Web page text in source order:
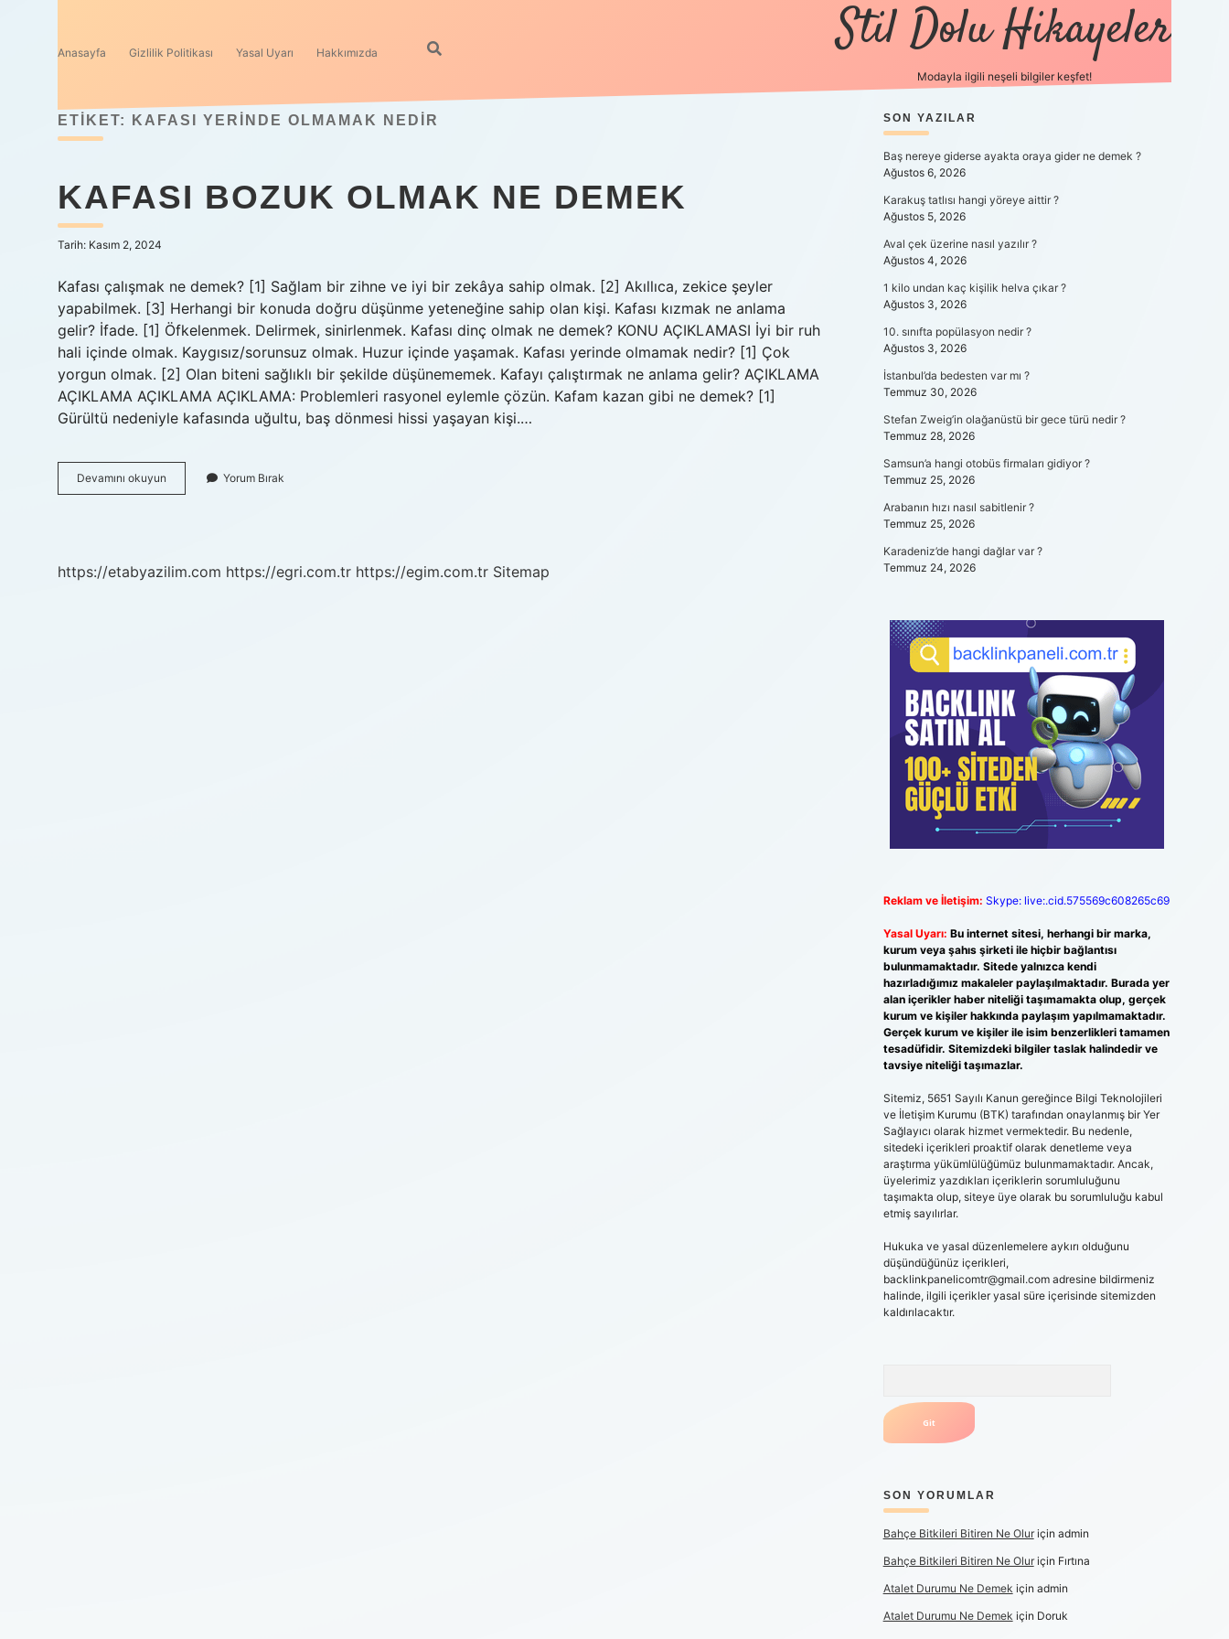
Anasayfa Gizlilik Politikası Yasal Uyarı Hakkımızda Stil Dolu Hikayeler
Modayla ilgili neşeli bilgiler keşfet!
ETIKET: KAFASI YERINDE OLMAMAK NEDIR
KAFASI BOZUK OLMAK NE DEMEK
Tarih: Kasım 2, 2024
Kafası çalışmak ne demek? [1] Sağlam bir zihne ve iyi bir zekâya sahip olmak. [2] Akıllıca, zekice şeyler
yapabilmek. [3] Herhangi bir konuda doğru düşünme yeteneğine sahip olan kişi. Kafası kızmak ne anlama
gelir? İfade. [1] Öfkelenmek. Delirmek, sinirlenmek. Kafası dinç olmak ne demek? KONU AÇIKLAMASI İyi bir ruh
hali içinde olmak. Kaygısız/sorunsuz olmak. Huzur içinde yaşamak. Kafası yerinde olmamak nedir? [1] Çok
yorgun olmak. [2] Olan biteni sağlıklı bir şekilde düşünememek. Kafayı çalıştırmak ne anlama gelir? AÇIKLAMA
AÇIKLAMA AÇIKLAMA AÇIKLAMA: Problemleri rasyonel eylemle çözün. Kafam kazan gibi ne demek? [1]
Gürültü nedeniyle kafasında uğultu, baş dönmesi hissi yaşayan kişi.…
Devamını okuyun
Bozuk
Yorum Bırak
https://etabyazilim.com https://egri.com.tr https://egim.com.tr Sitemap
SIDEBAR
SON YAZILAR
Baş nereye giderse ayakta oraya gider ne demek ?
Ağustos 6, 2026
Karakuş tatlısı hangi yöreye aittir ?
Ağustos 5, 2026
Aval çek üzerine nasıl yazılır ?
Ağustos 4, 2026
1 kilo undan kaç kişilik helva çıkar ?
Ağustos 3, 2026
10. sınıfta popülasyon nedir ?
Ağustos 3, 2026
İstanbul’da bedesten var mı ?
Temmuz 30, 2026
Stefan Zweig’in olağanüstü bir gece türü nedir ?
Temmuz 28, 2026
Samsun’a hangi otobüs firmaları gidiyor ?
Temmuz 25, 2026
Arabanın hızı nasıl sabitlenir ?
Temmuz 25, 2026
Karadeniz’de hangi dağlar var ?
Temmuz 24, 2026
Reklam ve İletişim: Skype: live:.cid.575569c608265c69
Yasal Uyarı: Bu internet sitesi, herhangi bir marka,
kurum veya şahıs şirketi ile hiçbir bağlantısı
bulunmamaktadır. Sitede yalnızca kendi
hazırladığımız makaleler paylaşılmaktadır. Burada yer
alan içerikler haber niteliği taşımamakta olup, gerçek
kurum ve kişiler hakkında paylaşım yapılmamaktadır.
Gerçek kurum ve kişiler ile isim benzerlikleri tamamen
tesadüfidir. Sitemizdeki bilgiler taslak halindedir ve
tavsiye niteliği taşımazlar.
Sitemiz, 5651 Sayılı Kanun gereğince Bilgi Teknolojileri
ve İletişim Kurumu (BTK) tarafından onaylanmış bir Yer
Sağlayıcı olarak hizmet vermektedir. Bu nedenle,
sitedeki içerikleri proaktif olarak denetleme veya
araştırma yükümlülüğümüz bulunmamaktadır. Ancak,
üyelerimiz yazdıkları içeriklerin sorumluluğunu
taşımakta olup, siteye üye olarak bu sorumluluğu kabul
etmiş sayılırlar.
Hukuka ve yasal düzenlemelere aykırı olduğunu
düşündüğünüz içerikleri,
backlinkpanelicomtr@gmail.comadresine bildirmeniz
halinde, ilgili içerikler yasal süre içerisinde sitemizden
kaldırılacaktır.
SON YORUMLAR
Bahçe Bitkileri Bitiren Ne Oluriçin admin
Bahçe Bitkileri Bitiren Ne Oluriçin Fırtına
Atalet Durumu Ne Demek için admin
Atalet Durumu Ne Demek için Doruk